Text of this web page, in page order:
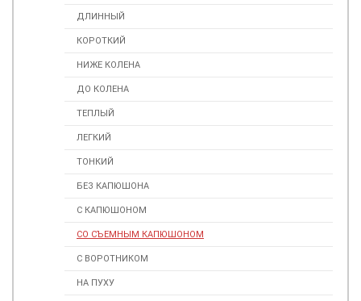
ДЛИННЫЙ
КОРОТКИЙ
НИЖЕ КОЛЕНА
ДО КОЛЕНА
ТЕПЛЫЙ
ЛЕГКИЙ
ТОНКИЙ
БЕЗ КАПЮШОНА
С КАПЮШОНОМ
СО СЪЕМНЫМ КАПЮШОНОМ
С ВОРОТНИКОМ
НА ПУХУ